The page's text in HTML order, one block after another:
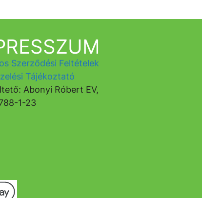
Szerződési Feltételek
Tájékoztató
Abonyi Róbert EV,
1-23